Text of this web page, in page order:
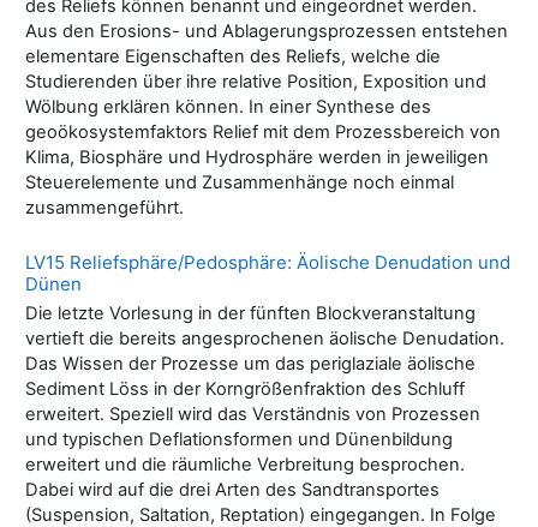
des Reliefs können benannt und eingeordnet werden.
Aus den Erosions- und Ablagerungsprozessen entstehen
elementare Eigenschaften des Reliefs, welche die
Studierenden über ihre relative Position, Exposition und
Wölbung erklären können. In einer Synthese des
geoökosystemfaktors Relief mit dem Prozessbereich von
Klima, Biosphäre und Hydrosphäre werden in jeweiligen
Steuerelemente und Zusammenhänge noch einmal
zusammengeführt.
LV15 Reliefsphäre/Pedosphäre: Äolische Denudation und
Dünen
Die letzte Vorlesung in der fünften Blockveranstaltung
vertieft die bereits angesprochenen äolische Denudation.
Das Wissen der Prozesse um das periglaziale äolische
Sediment Löss in der Korngrößenfraktion des Schluff
erweitert. Speziell wird das Verständnis von Prozessen
und typischen Deflationsformen und Dünenbildung
erweitert und die räumliche Verbreitung besprochen.
Dabei wird auf die drei Arten des Sandtransportes
(Suspension, Saltation, Reptation) eingegangen. In Folge